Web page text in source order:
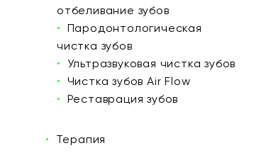
отбеливание зубов
Пародонтологическая
чистка зубов
Ультразвуковая чистка зубов
Чистка зубов Air Flow
Реставрация зубов
Терапия